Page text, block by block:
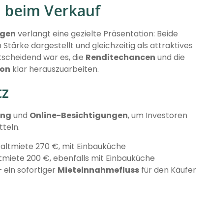
Verkauf
verlangt eine gezielte Präsentation: Beide
Stärke dargestellt und gleichzeitig als attraktives
war es, die Renditechancen und die
klar herauszuarbeiten.
und Online-Besichtigungen, um Investoren
270 €, mit Einbauküche
200 €, ebenfalls mit Einbauküche
ein sofortiger Mieteinnahmefluss für den Käufer